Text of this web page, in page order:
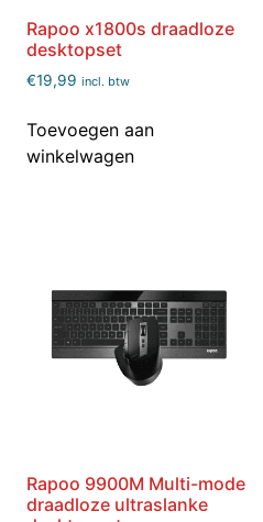
Rapoo x1800s draadloze
desktopset
€19,99 incl. btw
Toevoegen aan
winkelwagen
Rapoo 9900M Multi-mode
draadloze ultraslanke